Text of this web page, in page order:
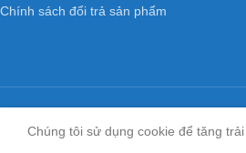
Chính sách đổi trả sản phẩm
Chúng tôi sử dụng cookie để tăng